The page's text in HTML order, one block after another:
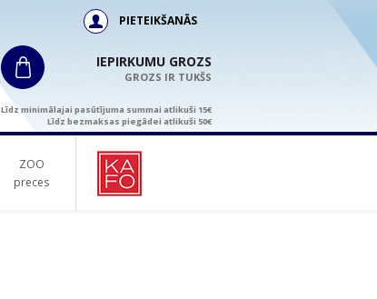
PIETEIKŠANĀS
IEPIRKUMU GROZS
GROZS IR TUKŠS
Līdz minimālajai pasūtījuma summai atlikuši 15€
Līdz bezmaksas piegādei atlikuši 50€
ZOO
preces